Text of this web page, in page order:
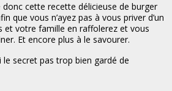
cette recette délicieuse de burger
que vous n’ayez pas à vous priver d’un
et votre famille en raffolerez et vous
Et encore plus à le savourer.
secret pas trop bien gardé de